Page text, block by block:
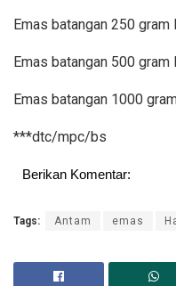
Emas batangan 250 gram
Emas batangan 500 gram
Emas batangan 1000
***dtc/mpc/bs
Berikan Komentar:
Tags: Antam emas